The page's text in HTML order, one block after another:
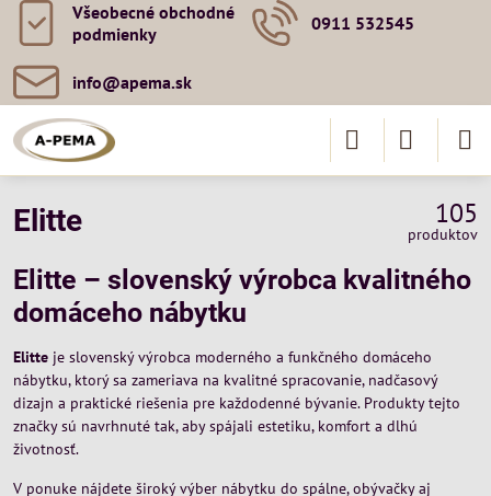
Všeobecné obchodné
podmienky
0911 532545
info​@apema​.sk
Elitte 105
produktov
Elitte – slovenský výrobca kvalitného
domáceho nábytku
Elitte je slovenský výrobca moderného a funkčného domáceho
nábytku, ktorý sa zameriava na kvalitné spracovanie, nadčasový
dizajn a praktické riešenia pre každodenné bývanie. Produkty tejto
značky sú navrhnuté tak, aby spájali estetiku, komfort a dlhú
životnosť.
V ponuke nájdete široký výber nábytku do spálne, obývačky aj